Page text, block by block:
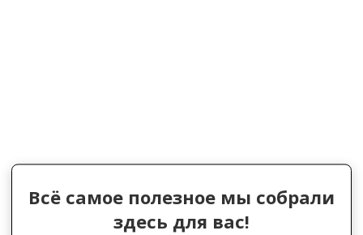
Всё самое полезное мы собрали
здесь для вас!